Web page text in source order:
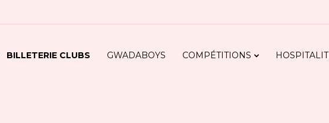
BILLETERIE CLUBS GWADABOYS COMPÉTITIONS